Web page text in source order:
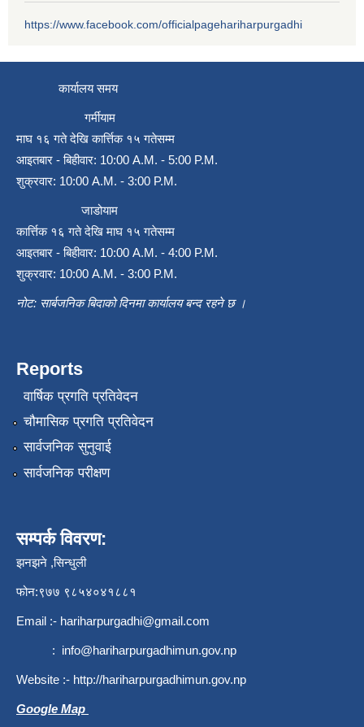
https://www.facebook.com/officialpagehariharpurgadhi
कार्यालय समय
गर्मीयाम
माघ १६ गते देखि कार्त्तिक १५ गतेसम्म
आइतबार - बिहीवार: 10:00 A.M. - 5:00 P.M.
शुक्रवार: 10:00 A.M. - 3:00 P.M.
जाडोयाम
कार्त्तिक १६ गते देखि माघ १५ गतेसम्म
आइतबार - बिहीवार: 10:00 A.M. - 4:00 P.M.
शुक्रवार: 10:00 A.M. - 3:00 P.M.
नोट: सार्बजनिक बिदाको दिनमा कार्यालय बन्द रहने छ ।
Reports
वार्षिक प्रगति प्रतिवेदन
चौमासिक प्रगति प्रतिवेदन
सार्वजनिक सुनुवाई
सार्वजनिक परीक्षण
सम्पर्क विवरण:
झनझने ,सिन्धुली
फोन:९७७ ९८५४०४१८८१
Email :- hariharpurgadhi@gmail.com
: info@hariharpurgadhimun.gov.np
Website :- http://hariharpurgadhimun.gov.np
Google Map